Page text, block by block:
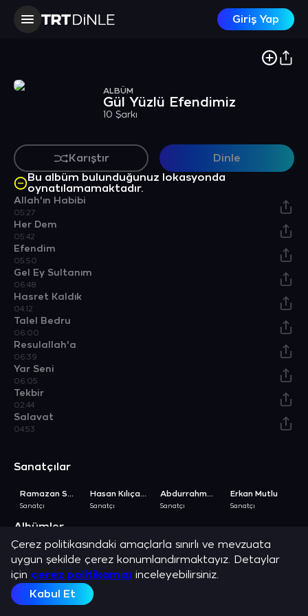
Giriş Yap
ALBÜM
Gül Yüzlü Efendimiz
10 Şarkı
Karıştır
Dinle
Bu albüm bulunduğunuz lokasyonda
oynatılamamaktadır.
Allah'ın Habibi
05:27
Her Dem
05:42
Efendim
05:50
Gel Ey Sultanım
06:48
Hasret Kaldık
04:12
Talel Bedru
06:00
Resulallah'a
06:39
Yar Seni
06:05
Tekbir
02:44
Salavat
04:53
Sanatçılar
Ramazan Sarı
Sanatçı
Hasan Kılıçatan
Sanatçı
Abdurrahman Toprak
Sanatçı
Erkan Mutlu
Sanatçı
Albümler
Hasret Kaldık Rasulullaha
Albüm
Kan Ağlar Gözlerim
Albüm
Seyyah
Albüm
Marmara'dan Ezgiler 3
Açıklama
Hasan Dursun, Abdurrahman Toprak, Ramazan Sarı, Erkan Mutlu,
Hasan Kılıçatan ve en sevilen şarkılarını dinle.
Çerez politikasındaki amaçlarla sınırlı ve mevzuata
uygun şekilde çerez konumlandırmaktayız. Detaylar
için çerez politikamızı inceleyebilirsiniz.
Kabul Et